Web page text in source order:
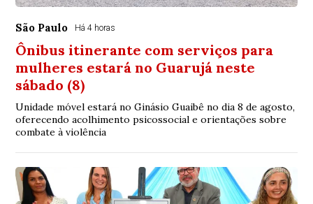
São Paulo Há 4 horas
Ônibus itinerante com serviços para
mulheres estará no Guarujá neste
sábado (8)
Unidade móvel estará no Ginásio Guaibê no dia 8 de agosto,
oferecendo acolhimento psicossocial e orientações sobre
combate à violência